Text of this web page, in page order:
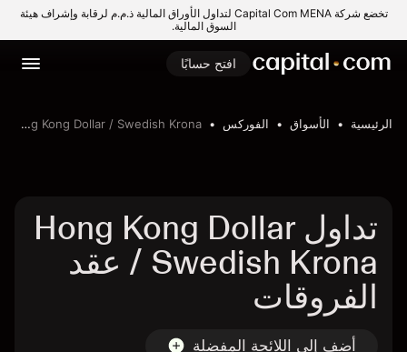
تخضع شركة Capital Com MENA لتداول الأوراق المالية ذ.م.م لرقابة وإشراف هيئة
السوق المالية.
افتح حسابًا
الرئيسية الأسواق الفوركس Hong Kong Dollar / Swedish Krona
تداول Hong Kong Dollar
/ Swedish Krona عقد
الفروقات
أضف إلى اللائحة المفضلة